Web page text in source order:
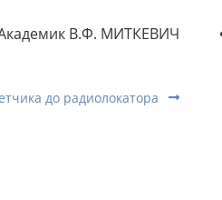
В.Ф. МИТКЕВИЧ
до радиолокатора